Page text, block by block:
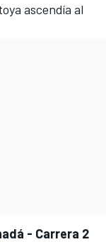
ascendía al
- Carrera 2